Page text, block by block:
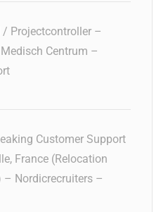
/ Projectcontroller –
Centrum –
Customer Support
France (Relocation
– Nordicrecruiters –